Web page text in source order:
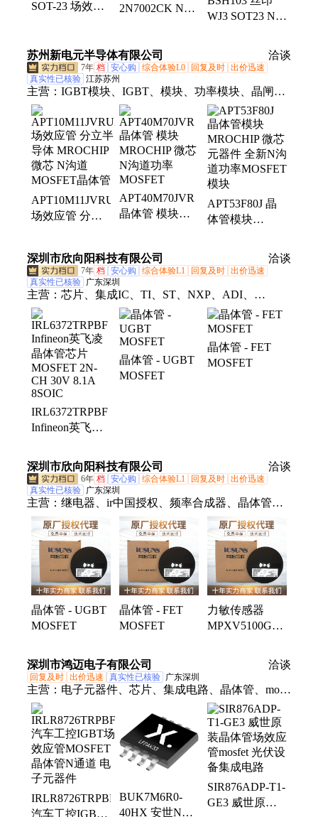
SOT-23 场效应
世 晶体管
2N7002CK N沟
晶体管
WJ3 SOT23 N沟
0.85A/30V 三极
管 晶体管
苏州新电元半导体有限公司 洽谈
7年 档 安心购 综合体验L0 回复及时 出价迅速
真实性已核验 江苏苏州
主营： IGBT模块、IGBT、模块、功率模块、晶闸
管、可控硅、熔断器、可控硅模块、整流桥
APT10M11JVRU2
场效应管 分立
N沟道MOSFET
晶体管
APT40M70JVR
晶体管 模块
MOSFET
APT53F80J 晶
体管模块
元器件 全新N沟
道功率MOSFET
深圳市欣向阳科技有限公司 洽谈
7年 档 安心购 综合体验L1 回复及时 出价迅速
真实性已核验 广东深圳
主营： 芯片、集成IC、TI、ST、NXP、ADI、
tlc354cpw、b3u-1000p、衰减器、pcb批量、a991-
2015、a999-3283、多层板、b140af-13、a999-3530、
733910070、放大器、a999-3323、2474r-25l、制pcb
板、国内pcb、多层pcb、逆变器
IRL6372TRPBF
Infineon英飞凌
MOSFET 2N-
CH 30V 8.1A
8SOIC
晶体管 - UGBT
MOSFET
晶体管 - FET
MOSFET
深圳市欣向阳科技有限公司 洽谈
6年 档 安心购 综合体验L1 回复及时 出价迅速
真实性已核验 广东深圳
主营： 继电器、ir中国授权、频率合成器、晶体管、
ad8532ar放大器、ad828arz放大器、ad829jrz放大器、
ad818arz放大器、ad8031arz放大器、ad8058arz放大
器、ad8532arz放大器、ad8001arz放大器、ad8307arz
放大器、ad8651armz放大器、ad8099ardz放大器、
ad8534aruz放大器、ad706jr通用运放、op42gsz精密运
放、op90gpz通用运放、ad8417brmz放大器、op07csz
精密运放、ad712jrz精密运放、hmc326ms8ge放大器、
运放
晶体管 - UGBT
MOSFET
晶体管 - FET
MOSFET
力敏传感器
MPXV5100GC7U
14.5PSIG 0.13"
4.7V 8DIP 批次
25+
深圳市鸿迈电子有限公司 洽谈
回复及时 出价迅速 真实性已核验 广东深圳
主营： 电子元器件、芯片、集成电路、晶体管、mos
管、电源模块、单片机、汽车芯片、IGBT管、串口
拓展芯片、电源管理芯片、存储芯片、存储ic、ic、
二极管、三极管、GPU、电源芯片、驱动ic、车规芯
片、NXP芯片、TI芯片、ADI芯片、元器件配单、
bom表配单
IRLR8726TRPBF
汽车工控IGBT
BUK7M6R0-
40HX 安世N通
SIR876ADP-T1-
GE3 威世原装